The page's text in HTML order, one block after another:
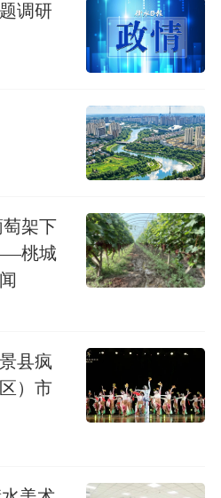
调研
萄架下
桃城
县疯
）市